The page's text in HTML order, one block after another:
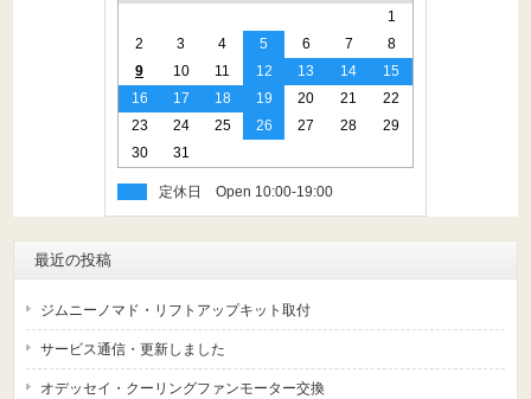
1
2
3 4 5 6 7
8
9
10 11 12 13 14
15
16
17 18 19 20 21
22
23
24 25 26 27 28
29
30
31
定休日
最近の投稿
ジムニーノマド・リフトアップキット取付
サービス通信・更新しました
オデッセイ・クーリングファンモーター交換